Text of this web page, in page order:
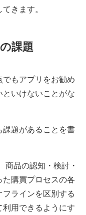
きます。
課題
でもアプリをお勧め
いけないことがな
課題があることを書
商品の認知・検討・
購買プロセスの各
ラインを区別する
利用できるようにす